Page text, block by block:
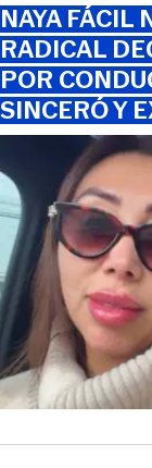
NAYA FÁCIL
RADICAL
POR
SINCERÓ Y